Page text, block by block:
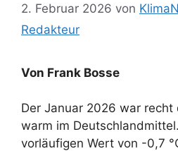
2. Februar 2026 von
Redakteur
Von Frank Bosse
Der Januar 2026 war
warm im Deutschlandmittel.
vorläufigen Wert von -0,7